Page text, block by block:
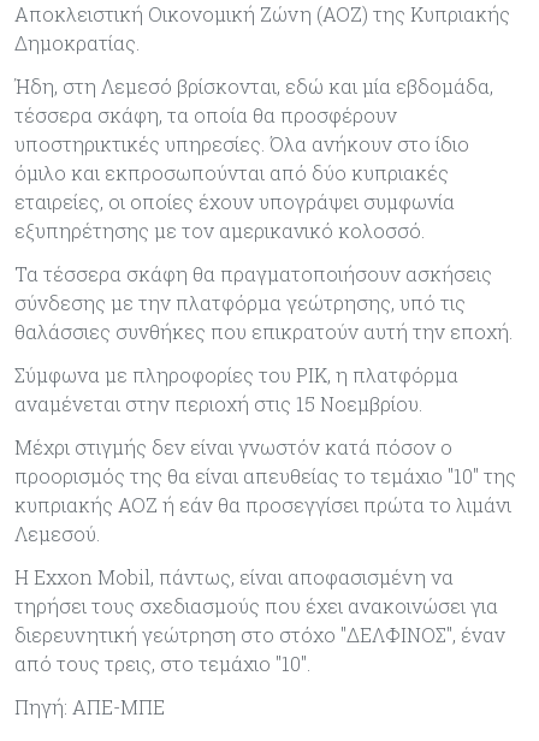
Αποκλειστική Οικονομική Ζώνη (ΑΟΖ) της Κυπριακής
Δημοκρατίας.
Ήδη, στη Λεμεσό βρίσκονται, εδώ και μία εβδομάδα,
τέσσερα σκάφη, τα οποία θα προσφέρουν
υποστηρικτικές υπηρεσίες. Όλα ανήκουν στο ίδιο
όμιλο και εκπροσωπούνται από δύο κυπριακές
εταιρείες, οι οποίες έχουν υπογράψει συμφωνία
εξυπηρέτησης με τον αμερικανικό κολοσσό.
Τα τέσσερα σκάφη θα πραγματοποιήσουν ασκήσεις
σύνδεσης με την πλατφόρμα γεώτρησης, υπό τις
θαλάσσιες συνθήκες που επικρατούν αυτή την εποχή.
Σύμφωνα με πληροφορίες του ΡΙΚ, η πλατφόρμα
αναμένεται στην περιοχή στις 15 Νοεμβρίου.
Μέχρι στιγμής δεν είναι γνωστόν κατά πόσον ο
προορισμός της θα είναι απευθείας το τεμάχιο "10" της
κυπριακής ΑΟΖ ή εάν θα προσεγγίσει πρώτα το λιμάνι
Λεμεσού.
Η Εxxon Mobil, πάντως, είναι αποφασισμένη να
τηρήσει τους σχεδιασμούς που έχει ανακοινώσει για
διερευνητική γεώτρηση στο στόχο "ΔΕΛΦΙΝΟΣ", έναν
από τους τρεις, στο τεμάχιο "10".
Πηγή: ΑΠΕ-ΜΠΕ